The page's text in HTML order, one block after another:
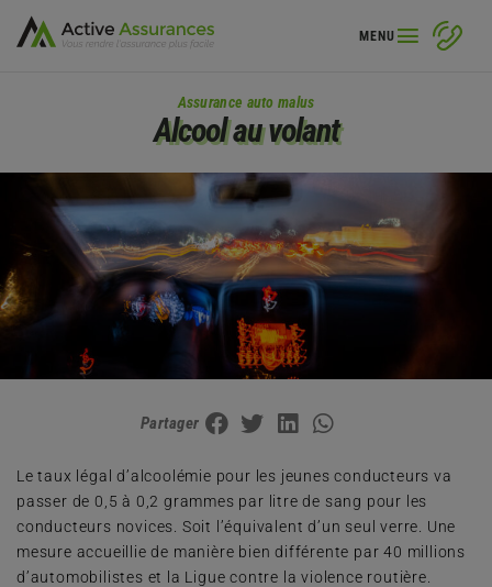
MENU
Assurance auto malus
Alcool au volant
Partager
Le taux légal d’alcoolémie pour les jeunes conducteurs va
passer de 0,5 à 0,2 grammes par litre de sang pour les
conducteurs novices. Soit l’équivalent d’un seul verre. Une
mesure accueillie de manière bien différente par 40 millions
d’automobilistes et la Ligue contre la violence routière.